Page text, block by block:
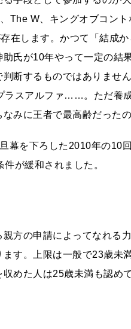
The W、キングオブコン
在します。かつて「結成
氏が10年やって一定の結
断するものではありませ
ラスアルファ……。ただ養
みに王者で最高齢だった
幕を下ろした2010年の10
が緩和されました。
方の申請によってなれる
す。上限は一般で23歳未
めた人は25歳未満も認め